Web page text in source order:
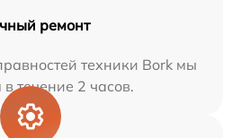
ремонт
техники Bork мы
течение 2 часов.